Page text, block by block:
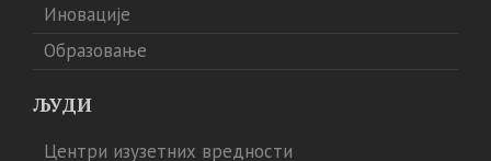
Иновације
Образовање
ЉУДИ
Центри изузетних вредности